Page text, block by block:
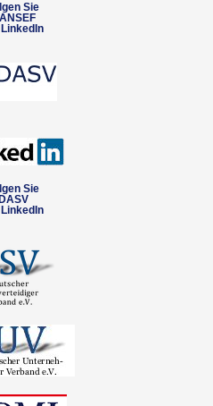
Sie
Sie
DASV